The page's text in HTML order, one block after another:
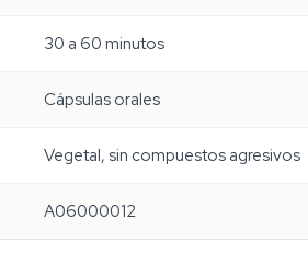
30 a 60 minutos
Cápsulas orales
Vegetal, sin compuestos agresivos
A06000012